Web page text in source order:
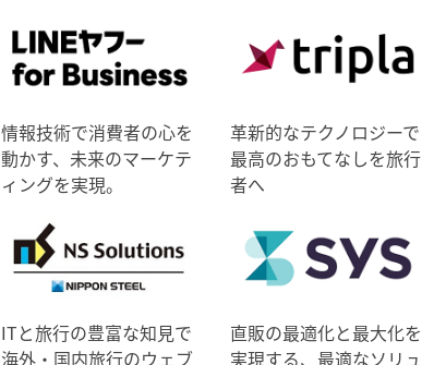
情報技術で消費者の心を
動かす、未来のマーケテ
ィングを実現。
革新的なテクノロジーで
最高のおもてなしを旅行
者へ
ITと旅行の豊富な知見で
海外・国内旅行のウェブ
直販の最適化と最大化を
実現する、最適なソリュ